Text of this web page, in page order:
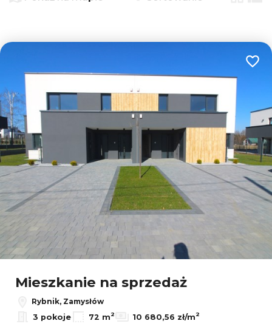
Leaflet
Mieszkanie na sprzedaż
Rybnik, Zamysłów
3 pokoje
72 m2 10 680,56 zł/m2